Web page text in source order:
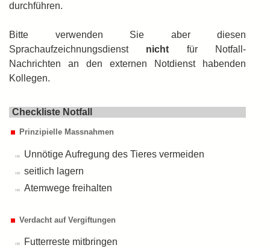
durch­führen.
Bitte verwenden Sie aber diesen
Sprachaufzeichnungsdienst nicht für Notfall-
Nachrichten an den externen Notdienst habenden
Kollegen.
Checkliste Notfall
Prinzipielle Massnahmen
Unnötige Aufregung des Tieres vermeiden
seitlich lagern
Atemwege freihalten
Verdacht auf Vergiftungen
Futterreste mitbringen